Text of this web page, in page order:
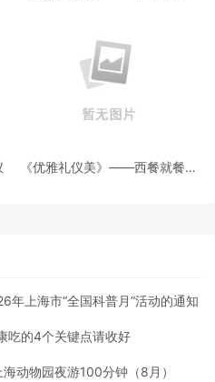
《优雅礼仪美》——西餐就餐礼
年上海市“全国科普月”活动的通知
吃的4个关键点请收好
动物园夜游100分钟（8月）